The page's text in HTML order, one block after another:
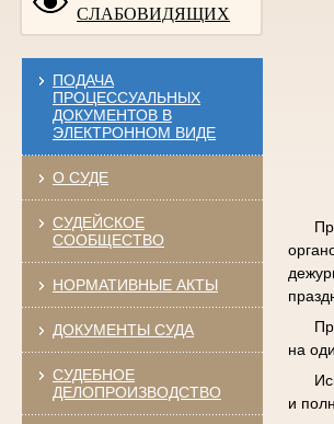
СЛАБОВИДЯЩИХ
ПОДАЧА
ПРОЦЕССУАЛЬНЫХ
ДОКУМЕНТОВ В
ЭЛЕКТРОННОМ ВИДЕ
О СУДЕ
СУДЕЙСКОЕ
СООБЩЕСТВО
НОРМАТИВНЫЕ АКТЫ
ДОКУМЕНТЫ СУДА
СУДЕБНОЕ
ДЕЛОПРОИЗВОДСТВО
на
и